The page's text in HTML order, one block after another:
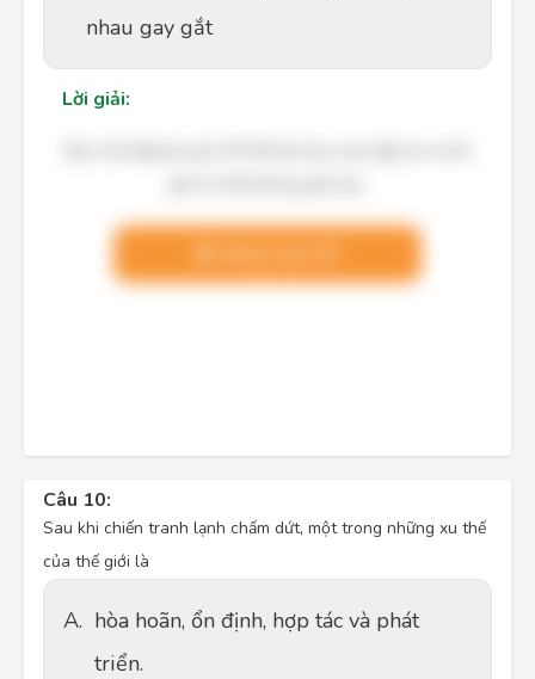
nhau gay gắt
Lời giải:
Câu 10:
Sau khi chiến tranh lạnh chấm dứt, một trong những xu thế
của thế giới là
A. hòa hoãn, ổn định, hợp tác và phát
triển.